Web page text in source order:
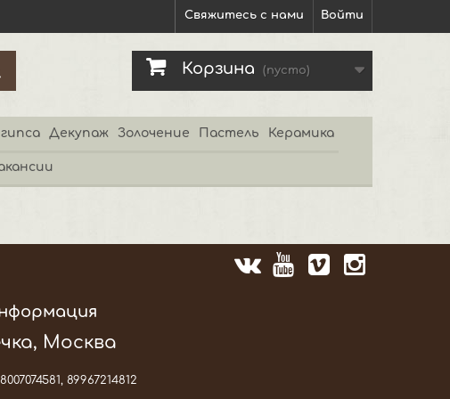
Войти
Свяжитесь с нами
Корзина (пусто)
Декупаж Золочение Пастель Керамика
Москва
89967214812